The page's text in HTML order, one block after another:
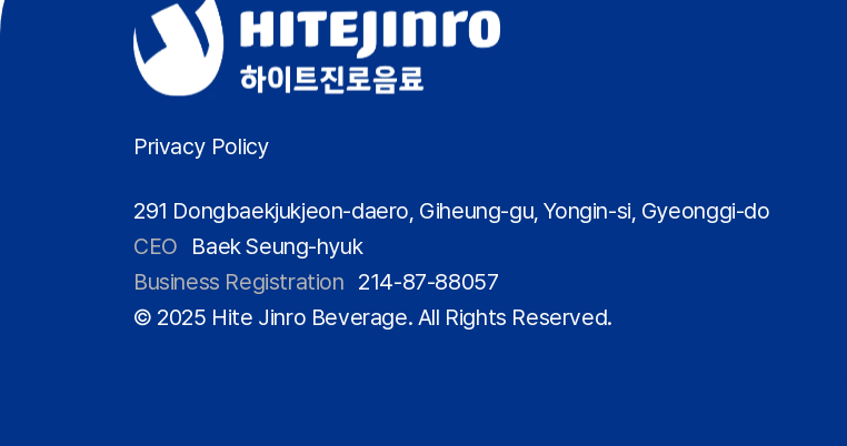
Privacy Policy
291 Dongbaekjukjeon-daero, Giheung-gu, Yongin-si, Gyeonggi-do
CEO
Baek Seung-hyuk
Business Registration 214-87-88057
© 2025 Hite Jinro Beverage. All Rights Reserved.